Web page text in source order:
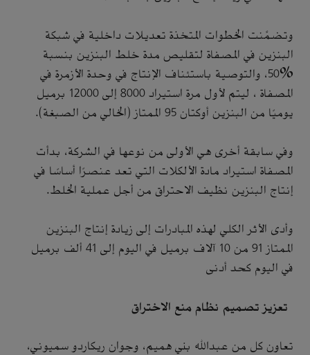
وتضمَّنت الخطوات المتخذة تعديلات داخلية في شبكة
البنزين في المصفاة لتقليص مدة خلط البنزين بنسبة
%50، والتوصية باستئناف الإنتاج في وحدة الأزمرة في
المصفاة ، ليتم لأول مرة استيراد 8000 إلى 12000 برميل
يوميًا من البنزين أوكتان 95 الممتاز (الخالي من الصبغة).
وفي سابقة أخرى هي الأولى من نوعها في الشركة، بدأت
المصفاة استيراد مادة الألكلات التي تعد عنصرًا أساسًا في
إنتاج البنزين نظيف الاحتراق من أجل عملية الخلط.
وأدى الأثر الكلي لهذه المبادرات إلى زيادة إنتاج البنزين
الممتاز 91 من 10 آلاف برميل في اليوم إلى 41 ألف برميل
في اليوم كحد أدنى
تعزيز تصميم نظام منع الاختراق
تعاون كل من عبدالله بني هميم، وجوان ريكاردو سميوني،